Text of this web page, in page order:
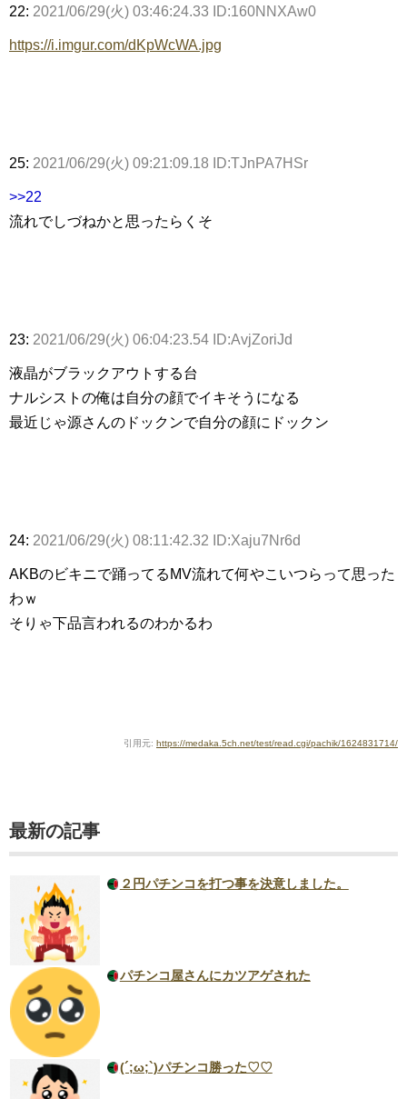
22: 2021/06/29(火) 03:46:24.33 ID:160NNXAw0
https://i.imgur.com/dKpWcWA.jpg
25: 2021/06/29(火) 09:21:09.18 ID:TJnPA7HSr
>>22
流れでしづねかと思ったらくそ
23: 2021/06/29(火) 06:04:23.54 ID:AvjZoriJd
液晶がブラックアウトする台
ナルシストの俺は自分の顔でイキそうになる
最近じゃ源さんのドックンで自分の顔にドックン
24: 2021/06/29(火) 08:11:42.32 ID:Xaju7Nr6d
AKBのビキニで踊ってるMV流れて何やこいつらって思った
わｗ
そりゃ下品言われるのわかるわ
引用元: https://medaka.5ch.net/test/read.cgi/pachik/1624831714/
最新の記事
２円パチンコを打つ事を決意しました。
パチンコ屋さんにカツアゲされた
(´;ω;`)パチンコ勝った♡♡